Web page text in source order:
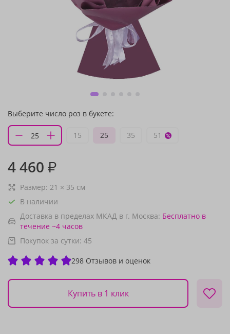
Выберите число роз в букете:
15 25 35 51
4 460 ₽
Размер: 21 × 35 см
В наличии
Доставка в пределах МКАД в г. Москва: Бесплатно в
течение ~4 часов
Покупок за сутки: 45
298 Отзывов и оценок
Купить в 1 клик